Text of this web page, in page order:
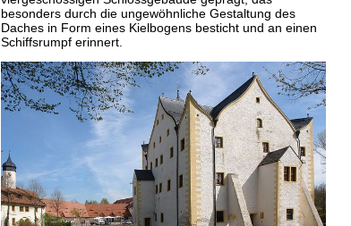
besonders durch die ungewöhnliche Gestaltung des
Daches in Form eines Kielbogens besticht und an einen
Schiffsrumpf erinnert.